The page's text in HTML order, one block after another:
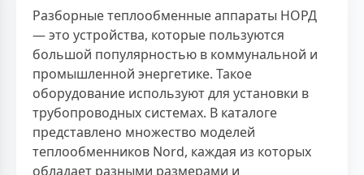
Разборные теплообменные аппараты НОРД
— это устройства, которые пользуются
большой популярностью в коммунальной и
промышленной энергетике. Такое
оборудование используют для установки в
трубопроводных системах. В каталоге
представлено множество моделей
теплообменников Nord, каждая из которых
обладает разными размерами и